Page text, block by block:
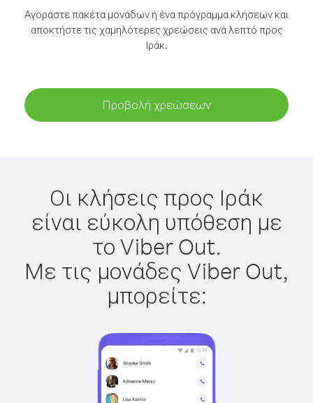
Αγοράστε πακέτα μονάδων ή ένα πρόγραμμα κλήσεων και
αποκτήστε τις χαμηλότερες χρεώσεις ανά λεπτό προς
Ιράκ.
Προβολή χρεώσεων
Οι κλήσεις προς Ιράκ
είναι εύκολη υπόθεση με
το Viber Out.
Με τις μονάδες Viber Out,
μπορείτε: